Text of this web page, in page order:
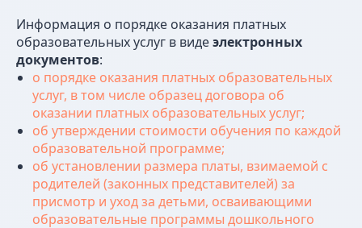
Информация о порядке оказания платных
образовательных услуг в видеэлектронных
документов:
о порядке оказания платных образовательных
услуг, в том числе образец договора об
оказании платных образовательных услуг;
об утверждении стоимости обучения по каждой
образовательной программе;
об установлении размера платы, взимаемой с
родителей (законных представителей) за
присмотр и уход за детьми, осваивающими
образовательные программы дошкольного